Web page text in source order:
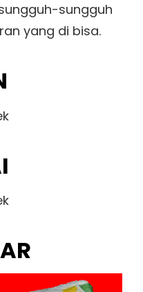
sungguh
yang di bisa.